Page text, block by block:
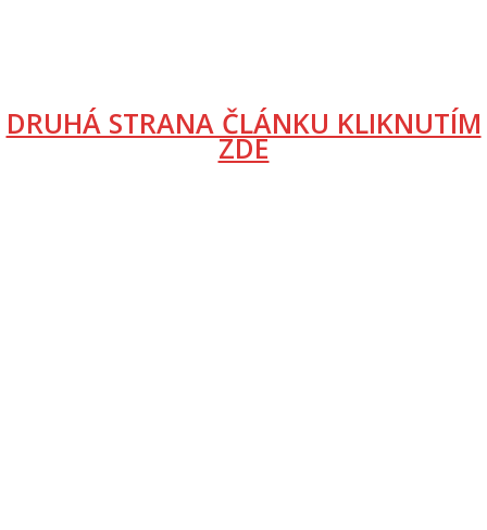
DRUHÁ STRANA ČLÁNKU KLIKNUTÍM
ZDE